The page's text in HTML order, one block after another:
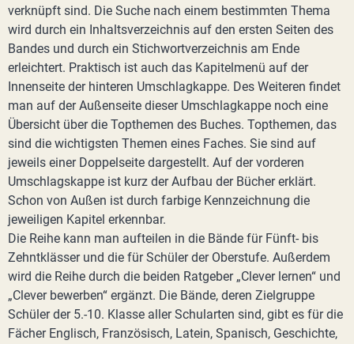
verknüpft sind. Die Suche nach einem bestimmten Thema
wird durch ein Inhaltsverzeichnis auf den ersten Seiten des
Bandes und durch ein Stichwortverzeichnis am Ende
erleichtert. Praktisch ist auch das Kapitelmenü auf der
Innenseite der hinteren Umschlagkappe. Des Weiteren findet
man auf der Außenseite dieser Umschlagkappe noch eine
Übersicht über die Topthemen des Buches. Topthemen, das
sind die wichtigsten Themen eines Faches. Sie sind auf
jeweils einer Doppelseite dargestellt. Auf der vorderen
Umschlagskappe ist kurz der Aufbau der Bücher erklärt.
Schon von Außen ist durch farbige Kennzeichnung die
jeweiligen Kapitel erkennbar.
Die Reihe kann man aufteilen in die Bände für Fünft- bis
Zehntklässer und die für Schüler der Oberstufe. Außerdem
wird die Reihe durch die beiden Ratgeber „Clever lernen“ und
„Clever bewerben“ ergänzt. Die Bände, deren Zielgruppe
Schüler der 5.-10. Klasse aller Schularten sind, gibt es für die
Fächer Englisch, Französisch, Latein, Spanisch, Geschichte,